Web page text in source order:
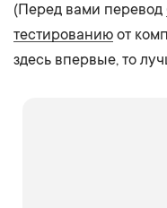
(Перед вами перевод
тестированию от
здесь впервые, то